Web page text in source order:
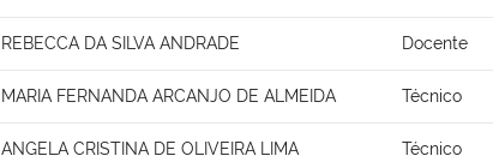
REBECCA DA SILVA ANDRADE Docente
MARIA FERNANDA ARCANJO DE ALMEIDA Técnico
ANGELA CRISTINA DE OLIVEIRA LIMA Técnico